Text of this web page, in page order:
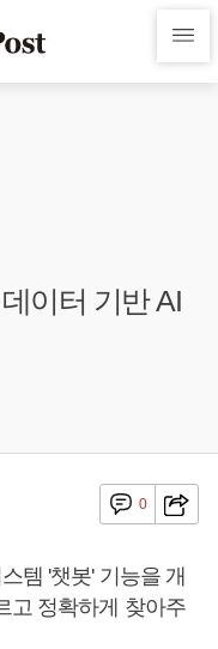
이터 기반 AI
0
템 '챗봇' 기능을 개
고 정확하게 찾아주